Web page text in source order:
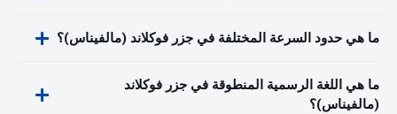
ما هي حدود السرعة المختلفة في جزر فوكلاند (مالفيناس)؟
ما هي اللغة الرسمية المنطوقة في جزر فوكلاند
(مالفيناس)؟